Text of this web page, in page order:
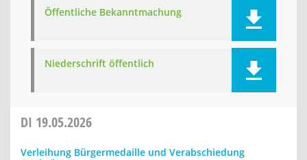
Öffentliche Bekanntmachung
Niederschrift öffentlich
DI 19.05.2026
Verleihung Bürgermedaille und Verabschiedung